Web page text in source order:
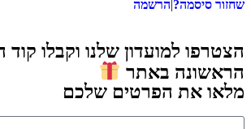
שחזור סיסמה?|הרשמה
הצטרפו למועדון שלנו וקבלו
הראשונה באתר
מלאו את הפרטים שלכם